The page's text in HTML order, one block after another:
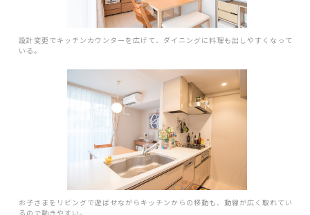
設計変更でキッチンカウンターを広げて、ダイニングに料理も出しやすくなって
いる。
お子さまをリビングで遊ばせながらキッチンからの移動も、動線が広く取れてい
るので動きやすい。